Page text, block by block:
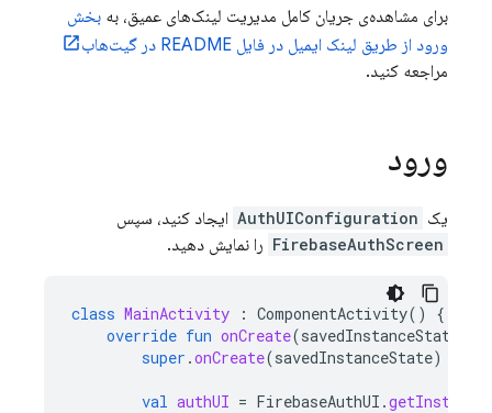
برای مشاهده‌ی جریان کامل مدیریت لینک‌های عمیق، به بخش
ورود از طریق لینک ایمیل در فایل README در گیت‌هاب
مراجعه کنید.
ورود
یک AuthUIConfiguration ایجاد کنید، سپس
FirebaseAuthScreen را نمایش دهید.
class MainActivity : ComponentActivity()
{
override fun onCreate(savedInstanceState
super .onCreate(savedInstanceState)
val authUI = FirebaseAuthUI .getInstance